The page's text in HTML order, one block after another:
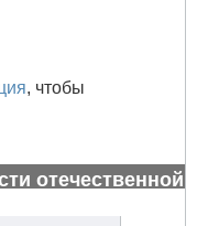
, чтобы
отечественной